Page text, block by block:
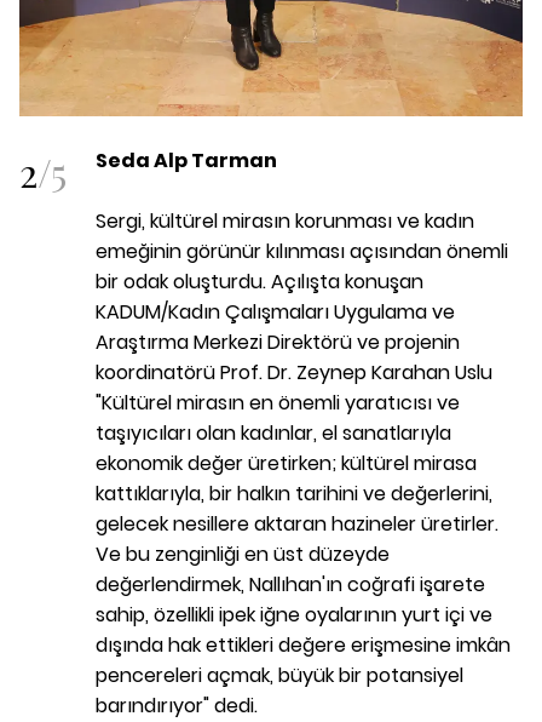
2/5 Seda Alp Tarman
Sergi, kültürel mirasın korunması ve kadın
emeğinin görünür kılınması açısından önemli
bir odak oluşturdu. Açılışta konuşan
KADUM/Kadın Çalışmaları Uygulama ve
Araştırma Merkezi Direktörü ve projenin
koordinatörü Prof. Dr. Zeynep Karahan Uslu
"Kültürel mirasın en önemli yaratıcısı ve
taşıyıcıları olan kadınlar, el sanatlarıyla
ekonomik değer üretirken; kültürel mirasa
kattıklarıyla, bir halkın tarihini ve değerlerini,
gelecek nesillere aktaran hazineler üretirler.
Ve bu zenginliği en üst düzeyde
değerlendirmek, Nallıhan'ın coğrafi işarete
sahip, özellikli ipek iğne oyalarının yurt içi ve
dışında hak ettikleri değere erişmesine imkân
pencereleri açmak, büyük bir potansiyel
barındırıyor" dedi.